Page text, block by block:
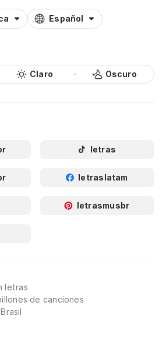
Español
Claro Oscuro
letras
letraslatam
letrasmusbr
letras
de canciones